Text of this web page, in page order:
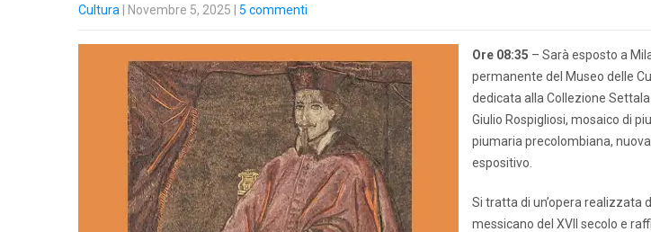
Cultura | Novembre 5, 2025 5 commenti
Ore 08:35 – Sarà esposto a
permanente del Museo delle
dedicata alla Collezione
Giulio Rospigliosi, mosaico di
piumaria precolombiana,
espositivo.
Si tratta di un’opera realizzata
messicano del XVII secolo e